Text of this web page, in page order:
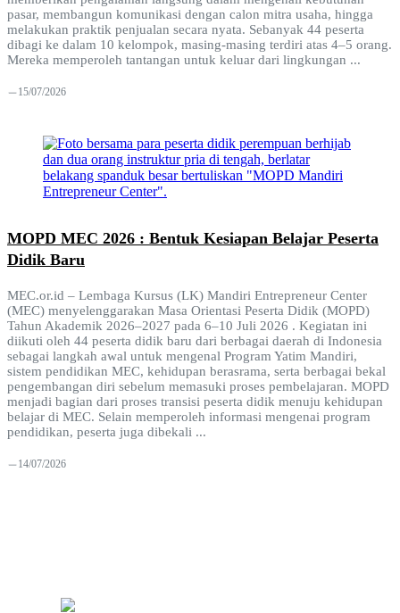
pasar, membangun komunikasi dengan calon mitra usaha, hingga
melakukan praktik penjualan secara nyata. Sebanyak 44 peserta
dibagi ke dalam 10 kelompok, masing-masing terdiri atas 4–5 orang.
Mereka memperoleh tantangan untuk keluar dari lingkungan ...
15/07/2026
MOPD MEC 2026 : Bentuk Kesiapan Belajar Peserta
Didik Baru
MEC.or.id – Lembaga Kursus (LK) Mandiri Entrepreneur Center
(MEC) menyelenggarakan Masa Orientasi Peserta Didik (MOPD)
Tahun Akademik 2026–2027 pada 6–10 Juli 2026 . Kegiatan ini
diikuti oleh 44 peserta didik baru dari berbagai daerah di Indonesia
sebagai langkah awal untuk mengenal Program Yatim Mandiri,
sistem pendidikan MEC, kehidupan berasrama, serta berbagai bekal
pengembangan diri sebelum memasuki proses pembelajaran. MOPD
menjadi bagian dari proses transisi peserta didik menuju kehidupan
belajar di MEC. Selain memperoleh informasi mengenai program
pendidikan, peserta juga dibekali ...
14/07/2026